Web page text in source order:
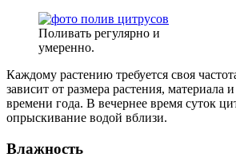
Поливать регулярно и
умеренно.
Каждому растению требуется своя
зависит от размера растения, материала
времени года. В вечернее время суток
опрыскивание водой вблизи.
Влажность